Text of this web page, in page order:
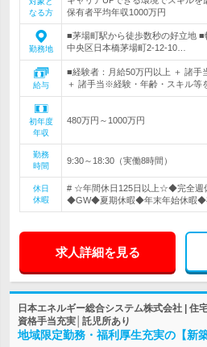
なる方
保有者平均年収1000万円
勤務地
■茅場町駅から徒歩数秒の好立地
中央区日本橋茅場町2-12-10…
給与
■経験者：月給50万円以上 ＋ 諸手
＋ 諸手当※経験・年齢・スキル等
初年度
年収
480万円～1000万円
勤務
時間
9:30～18:30（実働8時間）
休日
休暇
# ☆年間休日125日以上☆◆完全週
◆GW◆夏期休暇◆年末年始休暇◆
求人詳細を見る
日本エネルギー総合システム株式会社 | 住
資格手当充実│託児所あり
地域限定勤務・福利厚生充実の【新